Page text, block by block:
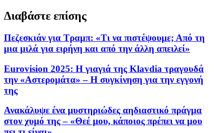
Διαβάστε επίσης
Πεζεσκιάν για Τραμπ: «Τι να πιστέψουμε; Από τη
μια μιλά για ειρήνη και από την άλλη απειλεί»
Eurovision 2025: Η γιαγιά της Klavdia τραγουδά
την «Αστερομάτα» – Η συγκίνηση για την εγγονή
της
Ανακάλυψε ένα μυστηριώδες αηδιαστικό πράγμα
στον χυμό της – «Θεέ μου, κάποιος πρέπει να μου